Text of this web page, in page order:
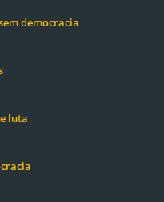
democracia
luta